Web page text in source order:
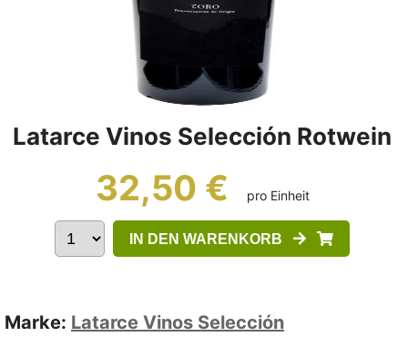
Latarce Vinos Selección Rotwein
32,50 € pro Einheit
IN DEN WARENKORB
Marke: Latarce Vinos Selección